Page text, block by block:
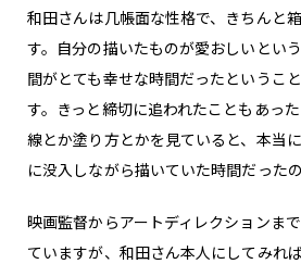
和田さんは几帳面な性格で、きちんと
す。自分の描いたものが愛おしいとい
間がとても幸せな時間だったというこ
す。きっと締切に追われたこともあっ
線とか塗り方とかを見ていると、本当
に没入しながら描いていた時間だった
映画監督からアートディレクションま
ていますが、和田さん本人にしてみれ